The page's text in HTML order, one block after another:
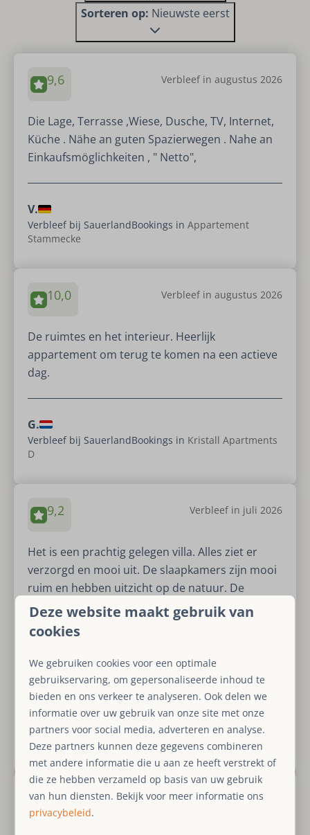
Sorteren op: Nieuwste eerst
9,6 Verbleef in augustus 2026
Die Lage, Terrasse ,Wiese, Dusche, TV, Internet,
Küche . Nähe an guten Spazierwegen . Nahe an
Einkaufsmöglichkeiten , " Netto",
V.
Verbleef bij SauerlandBookings in Appartement
Stammecke
10,0 Verbleef in augustus 2026
De ruimtes en het interieur. Heerlijk
appartement om terug te komen na een actieve
dag.
G.
Verbleef bij SauerlandBookings in Kristall Apartments
D
9,2 Verbleef in juli 2026
Het is een prachtig gelegen villa. Alles ziet er
verzorgd en mooi uit. De slaapkamers zijn mooi
ruim en hebben uitzicht op de natuur. De
eigenaren zijn vriendelijk en behulpzaam. Goed
bereikbaar. De villa is prachtig gelegen in een
te zien en ontd... Meer bekijken
P.
Verbleef bij SauerlandBookings inVakantiehuis
Löttmaringhausen
9,0 Verbleef in juli 2026
Deze website maakt gebruik van
cookies
We gebruiken cookies voor een optimale
gebruikservaring, om gepersonaliseerde inhoud te
bieden en ons verkeer te analyseren. Ook delen we
informatie over uw gebruik van onze site met onze
partners voor social media, adverteren en analyse.
Deze partners kunnen deze gegevens combineren
met andere informatie die u aan ze heeft verstrekt of
die ze hebben verzameld op basis van uw gebruik
van hun diensten. Bekijk voor meer informatie ons
privacybeleid.